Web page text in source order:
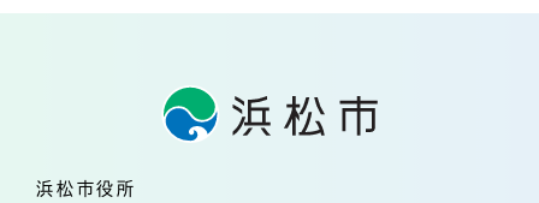
浜松市役所